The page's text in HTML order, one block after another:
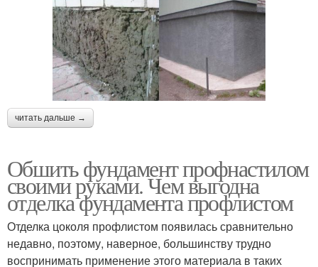
читать дальше →
Обшить фундамент профнастилом
своими руками. Чем выгодна
отделка фундамента профлистом
Отделка цоколя профлистом появилась сравнительно
недавно, поэтому, наверное, большинству трудно
воспринимать применение этого материала в таких